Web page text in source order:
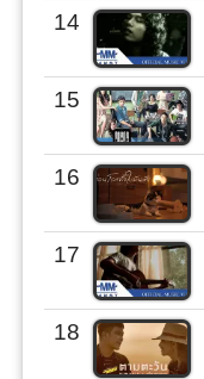
14
15
16
17
18